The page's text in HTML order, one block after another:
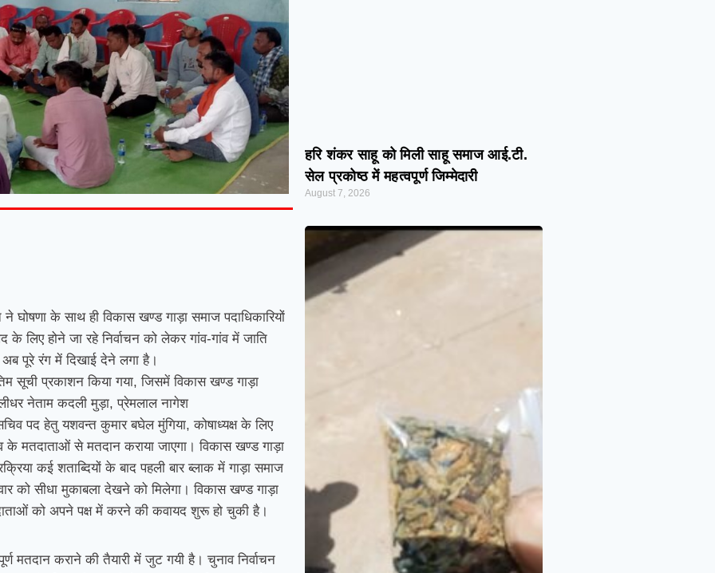
घोषणा के साथ ही विकास खण्ड गाड़ा समाज पदाधिकारियों
के लिए होने जा रहे निर्वाचन को लेकर गांव-गांव में जाति
पूरे रंग में दिखाई देने लगा है।
सूची प्रकाशन किया गया, जिसमें विकास खण्ड गाड़ा
नेताम कदली मुड़ा, प्रेमलाल नागेश
पद हेतु यशवन्त कुमार बघेल मुंगिया, कोषाध्यक्ष के लिए
मतदाताओं से मतदान कराया जाएगा। विकास खण्ड गाड़ा
कई शताब्दियों के बाद पहली बार ब्लाक में गाड़ा समाज
को सीधा मुकाबला देखने को मिलेगा। विकास खण्ड गाड़ा
को अपने पक्ष में करने की कवायद शुरू हो चुकी है।
मतदान कराने की तैयारी में जुट गयी है। चुनाव निर्वाचन
हरि शंकर साहू को मिली साहू समाज आई.टी.
सेल प्रकोष्ठ में महत्वपूर्ण जिम्मेदारी
August 7, 2026